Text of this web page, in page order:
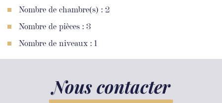
Nombre de chambre(s) : 2
Nombre de pièces : 3
Nombre de niveaux : 1
nous contacter